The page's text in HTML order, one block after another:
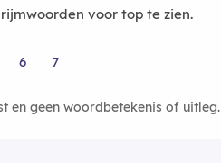
voor top te zien.
6 7
en geen woordbetekenis of uitleg.